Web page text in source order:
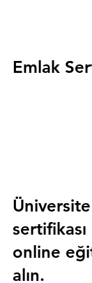
Emlak
online
alın.